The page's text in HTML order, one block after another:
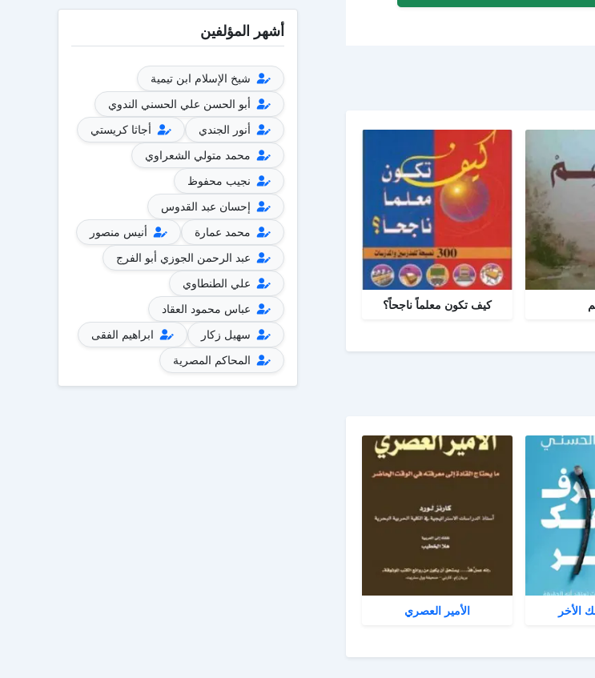
كيف تكون معلماً ناجحاً؟
الأخر الأمير العصري
أشهر المؤلفين
شيخ الإسلام ابن تيمية
أبو الحسن علي الحسني الندوي
أنور الجندي
أجاثا كريستي
محمد متولي الشعراوي
نجيب محفوظ
إحسان عبد القدوس
محمد عمارة
أنيس منصور
عبد الرحمن الجوزي أبو الفرج
علي الطنطاوي
عباس محمود العقاد
سهيل زكار
ابراهيم الفقى
المحاكم المصرية